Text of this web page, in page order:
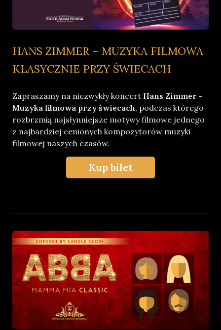
HANS ZIMMER – MUZYKA FILMOWA
KLASYCZNIE PRZY ŚWIECACH
Zapraszamy na niezwykły koncert Hans Zimmer -
Muzyka filmowa przy świecach, podczas którego
rozbrzmią najsłynniejsze motywy filmowe jednego
z najbardziej cenionych kompozytorów muzyki
filmowej naszych czasów.
Kup bilet